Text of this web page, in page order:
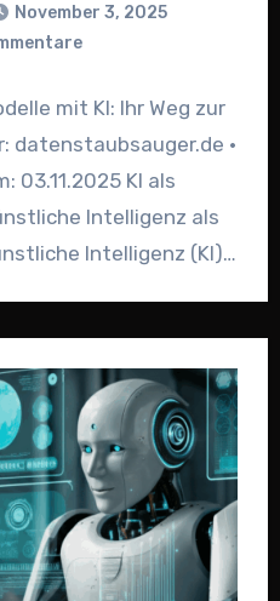
November 3, 2025
mit KI: Ihr Weg zur
datenstaubsauger.de ·
03.11.2025 KI als
Intelligenz als
Intelligenz (KI)